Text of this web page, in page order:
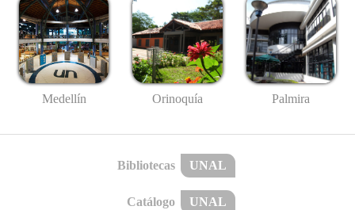
Medellín Orinoquía Palmira
Bibliotecas UNAL
Catálogo UNAL